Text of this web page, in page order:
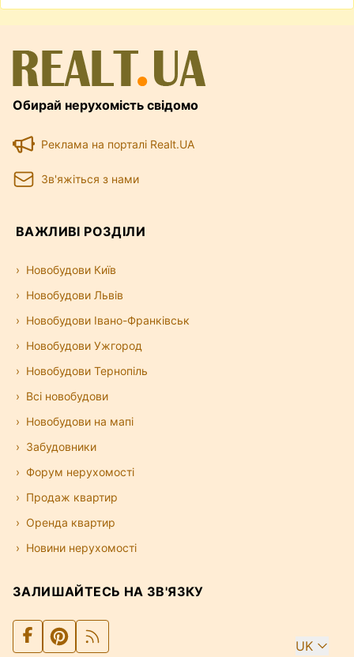
Обирай нерухомість свідомо
Реклама на порталі Realt.UA
Зв'яжіться з нами
ВАЖЛИВІ РОЗДІЛИ
Новобудови Київ
Новобудови Львів
Новобудови Івано-Франківськ
Новобудови Ужгород
Новобудови Тернопіль
Всі новобудови
Новобудови на мапі
Забудовники
Форум нерухомості
Продаж квартир
Оренда квартир
Новини нерухомості
ЗАЛИШАЙТЕСЬ НА ЗВ'ЯЗКУ
UK